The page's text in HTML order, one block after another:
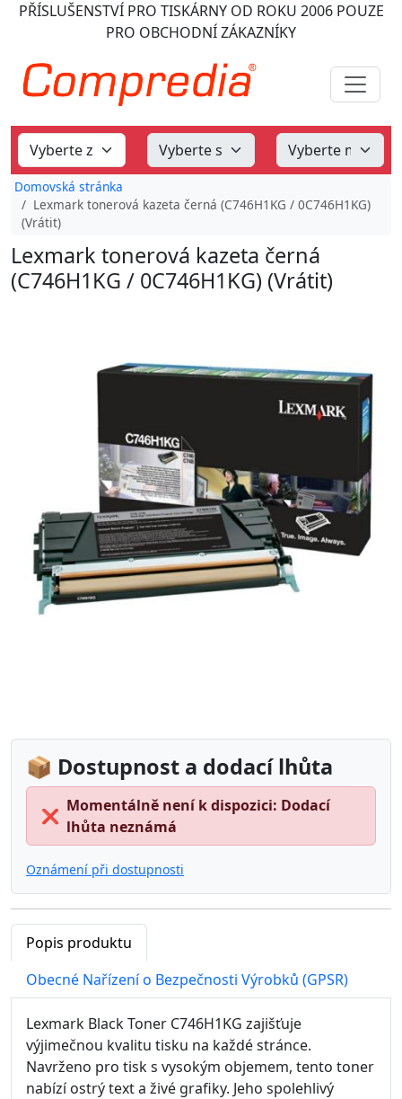
PŘÍSLUŠENSTVÍ PRO TISKÁRNY OD ROKU 2006POUZE
PRO OBCHODNÍ ZÁKAZNÍKY
Domovská stránka
Lexmark tonerová kazeta černá (C746H1KG / 0C746H1KG)
(Vrátit)
Lexmark tonerová kazeta černá
(C746H1KG / 0C746H1KG) (Vrátit)
📦 Dostupnost a dodací lhůta
❌
Momentálně není k dispozici: Dodací
lhůta neznámá
Oznámení při dostupnosti
Popis produktu
Obecné Nařízení o Bezpečnosti Výrobků (GPSR)
Lexmark Black Toner C746H1KG zajišťuje
výjimečnou kvalitu tisku na každé stránce.
Navrženo pro tisk s vysokým objemem, tento toner
nabízí ostrý text a živé grafiky. Jeho spolehlivý